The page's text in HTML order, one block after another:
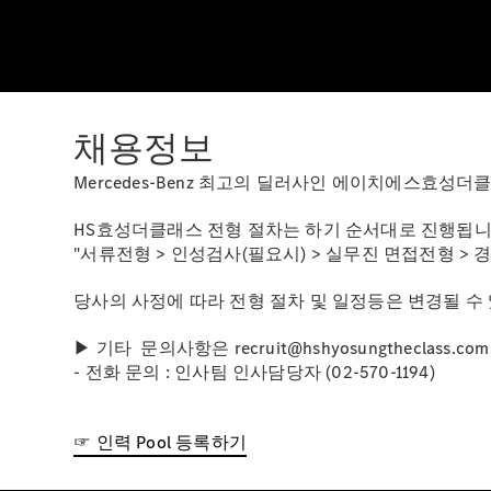
채용정보
Mercedes-Benz 최고의 딜러사인 에이치에스효성더
HS효성더클래스 전형 절차는 하기 순서대로 진행됩
"서류전형 > 인성검사(필요시) > 실무진 면접전형 >
당사의 사정에 따라 전형 절차 및 일정등은 변경될
▶ 기타 문의사항은
- 전화 문의 : 인사팀 인사담당자 (02-570-1194)
☞ 인력 Pool 등록하기